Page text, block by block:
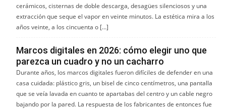
cerámicos, cisternas de doble descarga, desagües silenciosos y una
extracción que seque el vapor en veinte minutos. La estética mira a los
años veinte, a los cincuenta o […]
Marcos digitales en 2026: cómo elegir uno que
parezca un cuadro y no un cacharro
Durante años, los marcos digitales fueron difíciles de defender en una
casa cuidada: plástico gris, un bisel de cinco centímetros, una pantalla
que se veía lavada en cuanto te apartabas del centro y un cable negro
bajando por la pared. La respuesta de los fabricantes de entonces fue